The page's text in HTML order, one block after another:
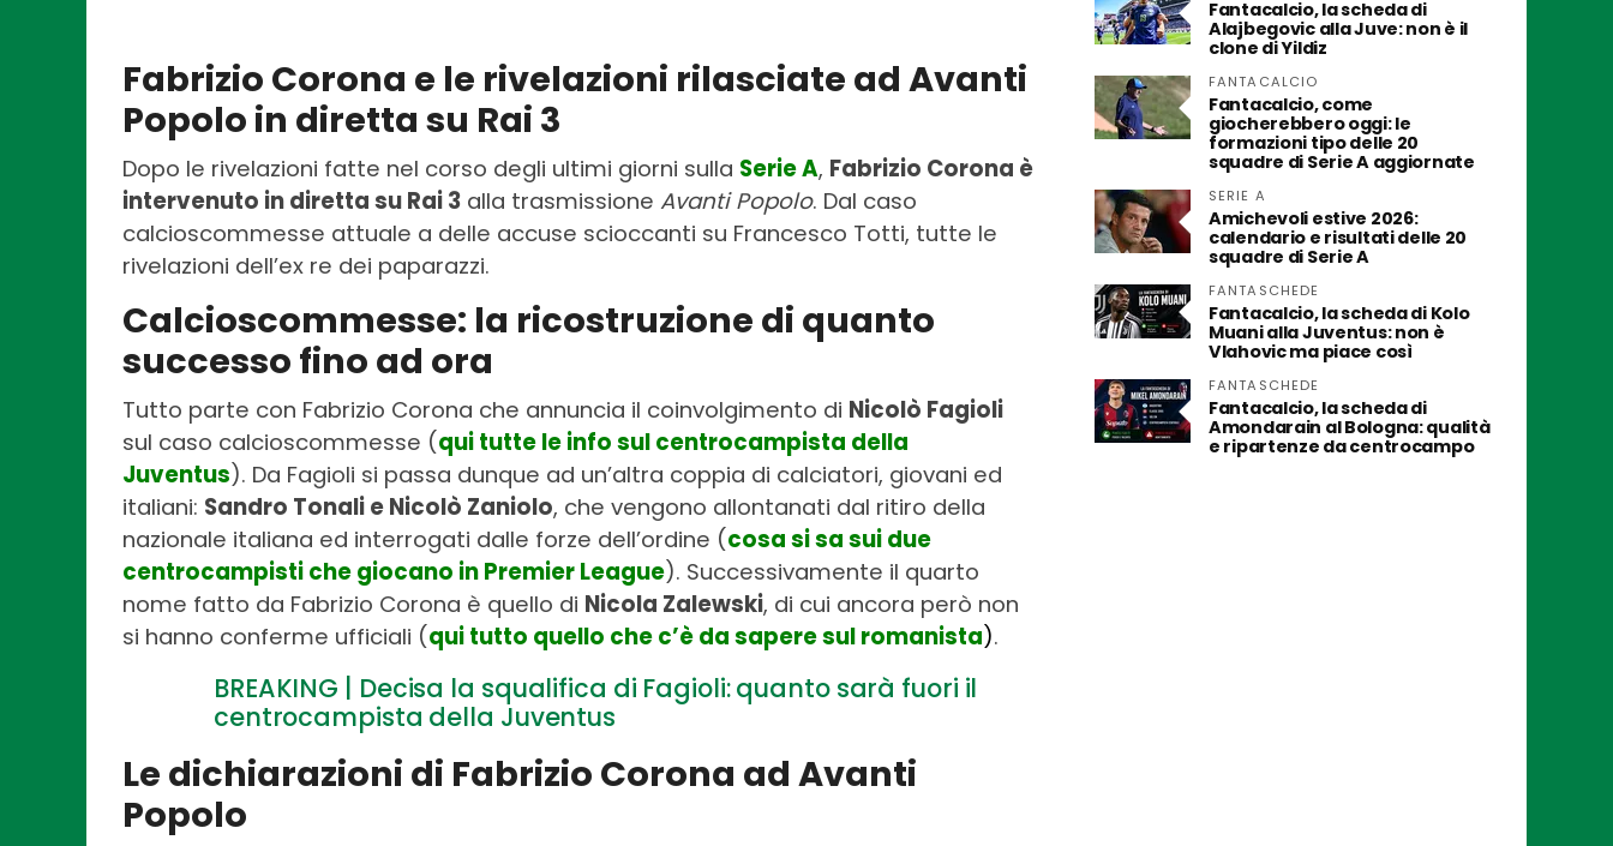
Fabrizio Corona e le rivelazioni rilasciate ad Avanti
Popolo in diretta su Rai 3
Dopo le rivelazioni fatte nel corso degli ultimi giorni sulla Serie A, Fabrizio Corona è
intervenuto in diretta su Rai 3 alla trasmissione Avanti Popolo. Dal caso
calcioscommesse attuale a delle accuse scioccanti su Francesco Totti, tutte le
rivelazioni dell’ex re dei paparazzi.
Calcioscommesse: la ricostruzione di quanto
successo fino ad ora
Tutto parte con Fabrizio Corona che annuncia il coinvolgimento di Nicolò Fagioli
sul caso calcioscommesse (qui tutte le info sul centrocampista della
Juventus). Da Fagioli si passa dunque ad un’altra coppia di calciatori, giovani ed
italiani: Sandro Tonali e Nicolò Zaniolo, che vengono allontanati dal ritiro della
nazionale italiana ed interrogati dalle forze dell’ordine (cosa si sa sui due
centrocampisti che giocano in Premier League). Successivamente il quarto
nome fatto da Fabrizio Corona è quello di Nicola Zalewski, di cui ancora però non
si hanno conferme ufficiali (qui tutto quello che c’è da sapere sul romanista).
BREAKING | Decisa la squalifica di Fagioli: quanto sarà fuori il
centrocampista della Juventus
Le dichiarazioni di Fabrizio Corona ad Avanti
Popolo
Fantacalcio, la scheda di
Alajbegovic alla Juve: non è il
clone di Yildiz
FANTACALCIO
Fantacalcio, come
giocherebbero oggi: le
formazioni tipo delle 20
squadre di Serie A aggiornate
SERIE A
Amichevoli estive 2026:
calendario e risultati delle 20
squadre di Serie A
FANTASCHEDE
Fantacalcio, la scheda di Kolo
Muani alla Juventus: non è
Vlahovic ma piace così
FANTASCHEDE
Fantacalcio, la scheda di
Amondarain al Bologna: qualità
e ripartenze da centrocampo